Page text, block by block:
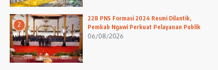
2
228 PNS Formasi 2024 Resmi Dilantik,
Pemkab Ngawi Perkuat Pelayanan Publik
06/08/2026